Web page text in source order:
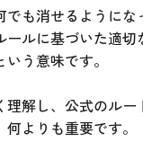
でも消せるようにな
ールに基づいた適
う意味です。
理解し、公式のルー
よりも重要です。